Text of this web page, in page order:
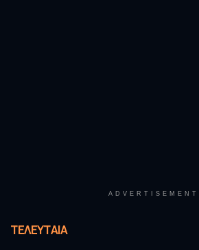
ADVERTISEMENT
ΤΕΛΕΥΤΑΊΑ